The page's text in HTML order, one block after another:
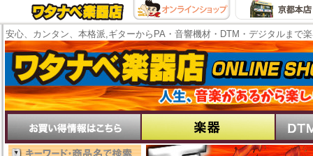
安心、カンタン、本格派,ギターからPA・音響機材・DTM・デジタルまで